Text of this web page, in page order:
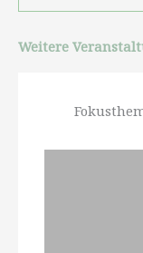
Weitere